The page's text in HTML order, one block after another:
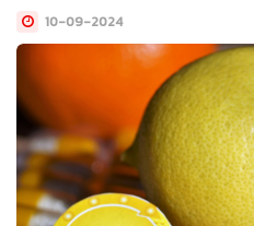
10-09-2024